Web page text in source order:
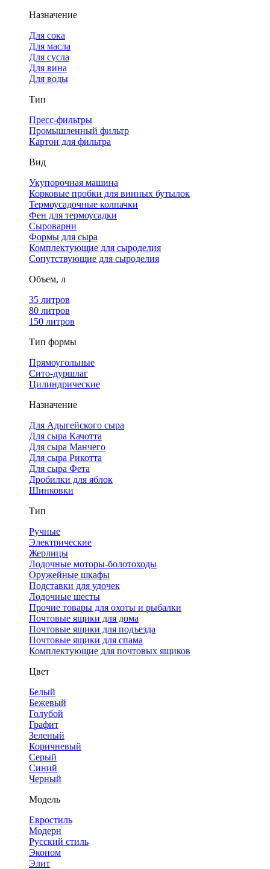
Назначение
Для сока
Для масла
Для сусла
Для вина
Для воды
Тип
Пресс-фильтры
Промышленный фильтр
Картон для фильтра
Вид
Укупорочная машина
Корковые пробки для винных бутылок
Термоусадочные колпачки
Фен для термоусадки
Сыроварни
Формы для сыра
Комплектующие для сыроделия
Сопутствующие для сыроделия
Объем, л
35 литров
80 литров
150 литров
Тип формы
Прямоугольные
Сито-дуршлаг
Цилиндрические
Назначение
Для Адыгейского сыра
Для сыра Качотта
Для сыра Манчего
Для сыра Рикотта
Для сыра Фета
Дробилки для яблок
Шинковки
Тип
Ручные
Электрические
Жерлицы
Лодочные моторы-болотоходы
Оружейные шкафы
Подставки для удочек
Лодочные шесты
Прочие товары для охоты и рыбалки
Почтовые ящики для дома
Почтовые ящики для подъезда
Почтовые ящики для спама
Комплектующие для почтовых ящиков
Цвет
Белый
Бежевый
Голубой
Графит
Зеленый
Коричневый
Серый
Синий
Черный
Модель
Евростиль
Модерн
Русский стиль
Эконом
Элит